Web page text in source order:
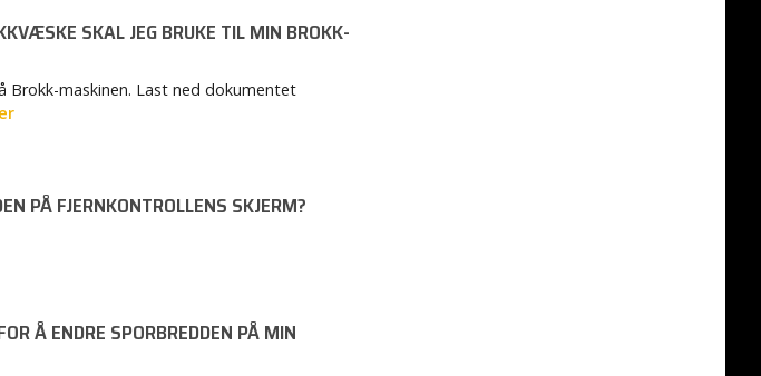
SKAL JEG BRUKE TIL MIN BROKK-
Brokk-maskinen. Last ned dokumentet
PÅ FJERNKONTROLLENS SKJERM?
Å ENDRE SPORBREDDEN PÅ MIN